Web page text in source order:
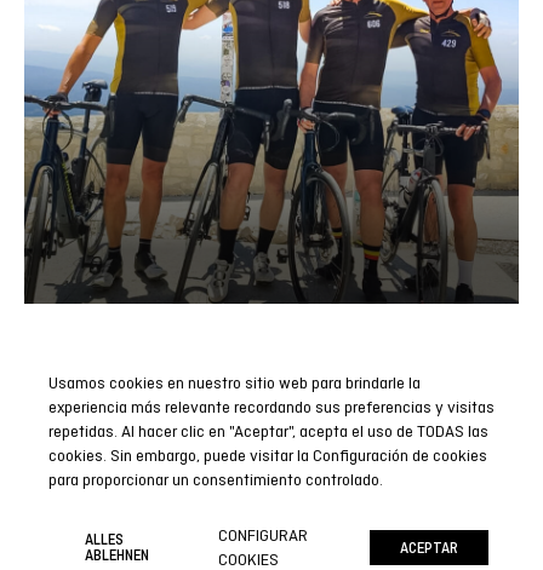
Abonnieren Sie unseren Newsletter
Seien Sie der Erste, der alle unsere Neuigkeiten, Berichte und
Sonderaktionen erfährt.
Usamos cookies en nuestro sitio web para brindarle la
experiencia más relevante recordando sus preferencias y visitas
repetidas. Al hacer clic en "Aceptar", acepta el uso de TODAS las
cookies. Sin embargo, puede visitar la Configuración de cookies
para proporcionar un consentimiento controlado.
ALLES
ABLEHNEN
CONFIGURAR
COOKIES
ACEPTAR